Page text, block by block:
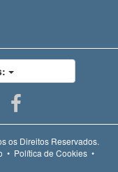
os Direitos Reservados.
• Política de Cookies •